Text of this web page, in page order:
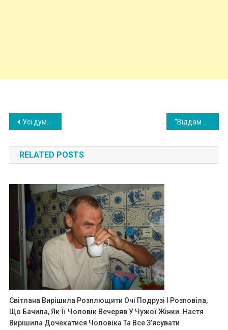
Post
navigation
Усі думали, що Аліна ру халася за настановою матері. Але була одна таєм ниця, яку дівчина дбайливо приховувала навіть від мами
RELATED POSTS
Світлана Вирішила Розплющити Очі Подрузі І Розповіла,
Що Бачила, Як Її Чоловік Вечеряв У Чужої Жінки. Настя
Вирішила Дочекатися Чоловіка Та Все З’ясувати